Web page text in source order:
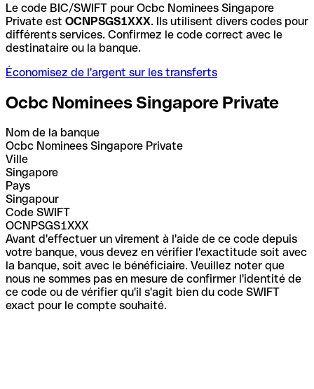
Le code BIC/SWIFT pour Ocbc Nominees Singapore
Private est OCNPSGS1XXX. Ils utilisent divers codes pour
différents services. Confirmez le code correct avec le
destinataire ou la banque.
Économisez de l'argent sur les transferts
Ocbc Nominees Singapore Private
Nom de la banque
Ocbc Nominees Singapore Private
Ville
Singapore
Pays
Singapour
Code SWIFT
OCNPSGS1XXX
Avant d'effectuer un virement à l'aide de ce code depuis
votre banque, vous devez en vérifier l'exactitude soit avec
la banque, soit avec le bénéficiaire. Veuillez noter que
nous ne sommes pas en mesure de confirmer l'identité de
ce code ou de vérifier qu'il s'agit bien du code SWIFT
exact pour le compte souhaité.